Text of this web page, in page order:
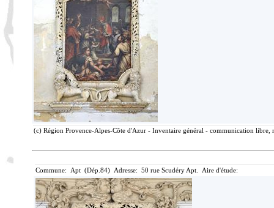
(c) Région Provence-Alpes-Côte d'Azur - Inventaire général - communication libre,
Commune: Apt (Dép.84) Adresse: 50 rue Scudéry Apt. Aire d'étude: